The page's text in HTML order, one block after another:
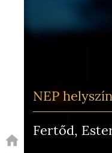
NEP
Fertőd,